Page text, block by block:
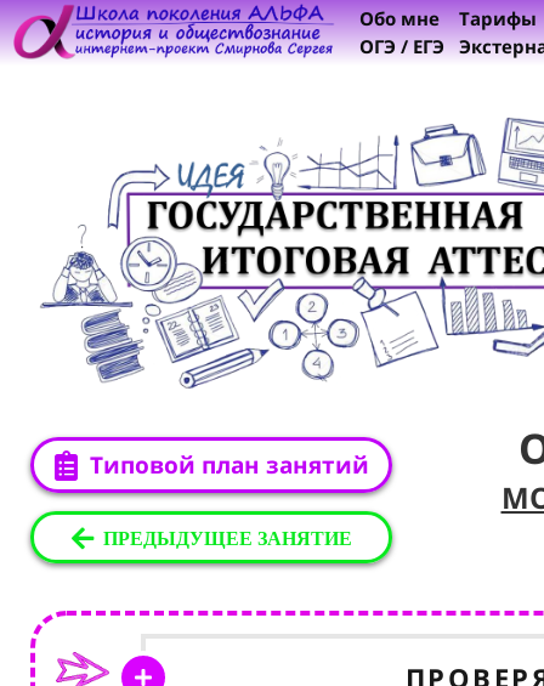
Обо мне
ОГЭ / ЕГЭ
Тарифы
Типовой план занятий
ПРЕДЫДУЩЕЕ ЗАНЯТИЕ